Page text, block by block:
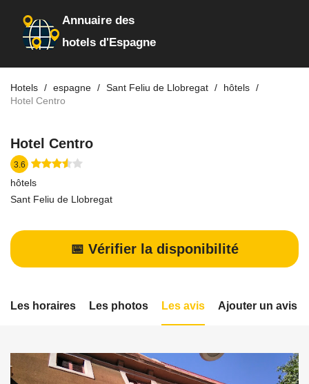
Annuaire des
hotels d'Espagne
Hotels espagne Sant Feliu de Llobregat
hôtels
Hotel Centro
Hotel Centro
3.6
hôtels
Sant Feliu de Llobregat
📅 Vérifier la disponibilité
Les horaires Les photos Les avis Ajouter un avis